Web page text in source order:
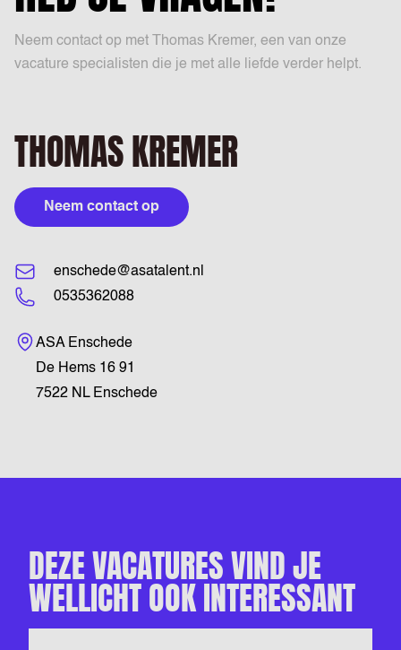
Neem contact op met Thomas Kremer, een van onze
vacature specialisten die je met alle liefde verder helpt.
THOMAS KREMER
Neem contact op
enschede@asatalent.nl
0535362088
Bezoekadres
ASA Enschede
De Hems 16 91
7522 NL Enschede
DEZE VACATURES VIND JE
WELLICHT OOK INTERESSANT